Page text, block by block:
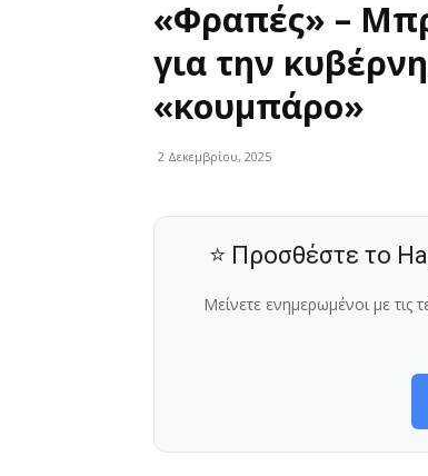
«Φραπές» –
για την
«κουμπάρο»
2 Δεκεμβρίου, 2025
⭐ Προσθέστε το
Μείνετε ενημερωμένοι με τις